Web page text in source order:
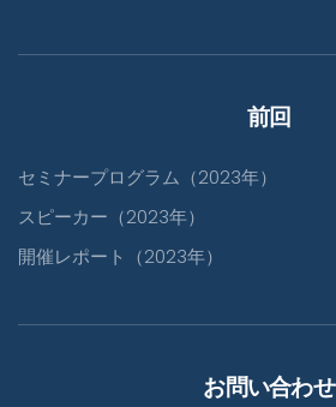
前回
セミナープログラム（2023年）
スピーカー（2023年）
開催レポート（2023年）
お問い合わせ